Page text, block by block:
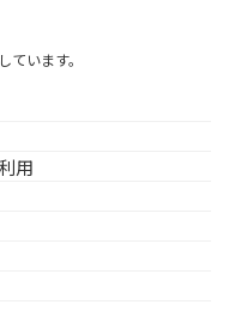
ています。
用